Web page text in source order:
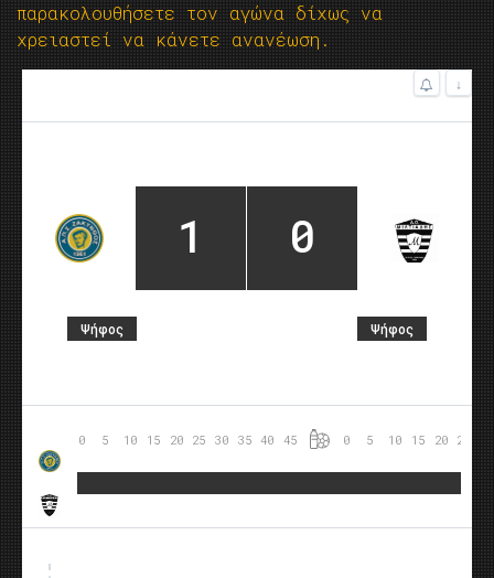
παρακολουθήσετε τον αγώνα δίχως να
χρειαστεί να κάνετε ανανέωση.
↓
1 0
Ψήφος Ψήφος
0 5 10 15 20 25 30 35 40 45 0 5 10 15 20 25